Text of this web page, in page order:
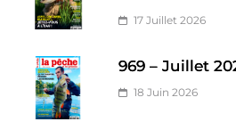
17 Juillet 2026
969 – Juillet
18 Juin 2026